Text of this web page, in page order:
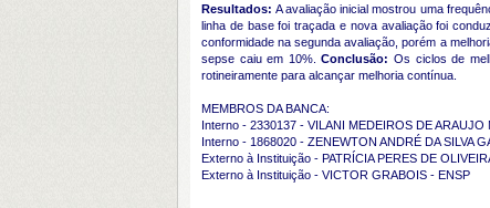
Resultados:A avaliação inicial mostrou uma
linha de base foi traçada e nova avaliação foi
conformidade na segunda avaliação, porém a
sepse caiu em 10%.Conclusão: Os ciclos de
rotineiramente para alcançar melhoria contínua.
MEMBROS DA BANCA:
Interno - 2330137 - VILANI MEDEIROS DE ARAUJO
Interno - 1868020 - ZENEWTON ANDRÉ DA SILVA
Externo à Instituição - PATRÍCIA PERES DE
Externo à Instituição - VICTOR GRABOIS - ENSP